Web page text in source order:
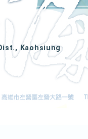
Kaohsiung